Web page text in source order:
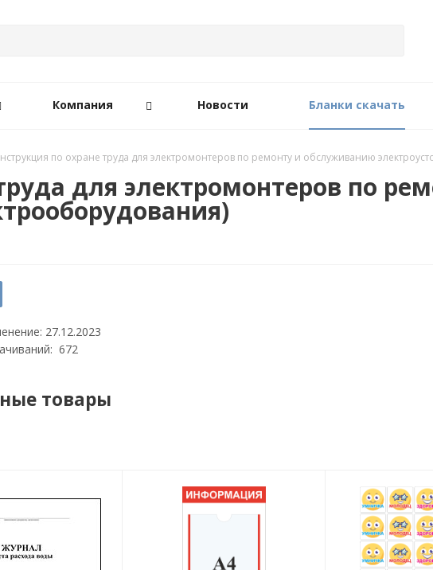
Компания Новости Бланки скачать
по охране труда для электромонтеров по ремонту и обслуживанию
для электромонтеров по
27.12.2023
672
товары